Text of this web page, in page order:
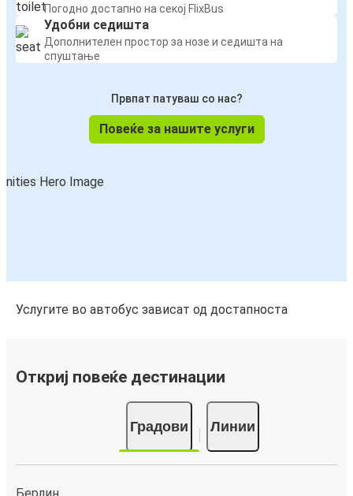
Погодно достапно на секој FlixBus
Удобни седишта
Дополнителен простор за нозе и седишта на
спуштање
Првпат патуваш со нас?
Повеќе за нашите услуги
Услугите во автобус зависат од достапноста
Откриј повеќе дестинации
Градови Линии